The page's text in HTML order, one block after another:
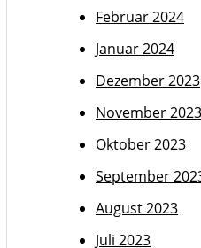
Februar 2024
Januar 2024
Dezember 2023
November 2023
Oktober 2023
September
August 2023
Juli 2023